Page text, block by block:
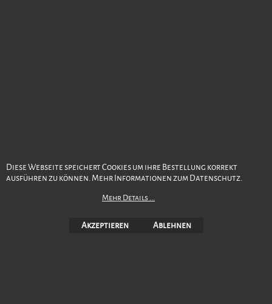
Diese Webseite speichert Cookies um ihre Bestellung korrekt
ausführen zu können. Mehr Informationen zum Datenschutz.
Mehr Details ...
Akzeptieren Ablehnen